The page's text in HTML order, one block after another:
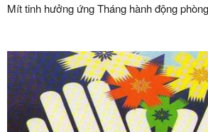
Mít tinh hưởng ứng Tháng hành động